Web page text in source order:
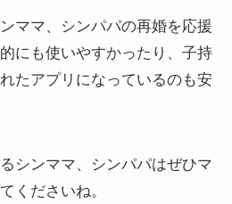
ママ、シンパパの再婚を応援
にも使いやすかったり、子持
たアプリになっているのも安
シンママ、シンパパはぜひマ
くださいね。